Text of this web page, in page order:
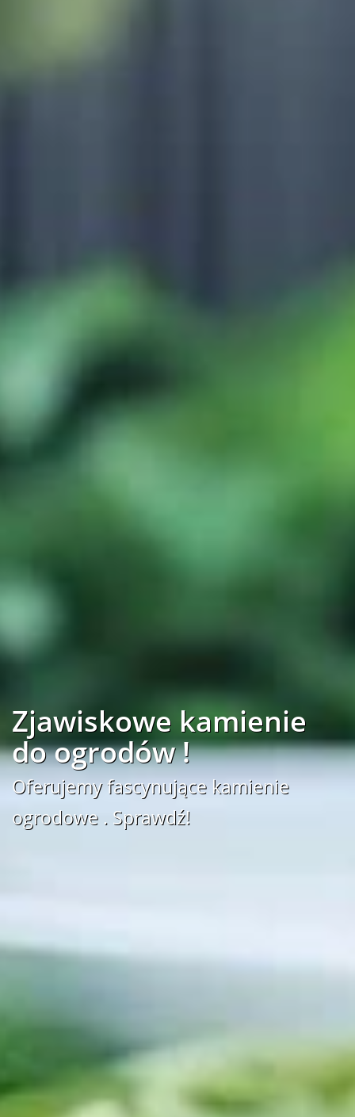
Zjawiskowe kamienie
do ogrodów !
Oferujemy fascynujące kamienie
ogrodowe . Sprawdź!